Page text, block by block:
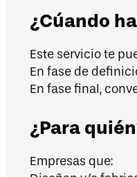
¿Cúando
Este servicio te
En fase de
En fase final,
¿Para
Empresas que: